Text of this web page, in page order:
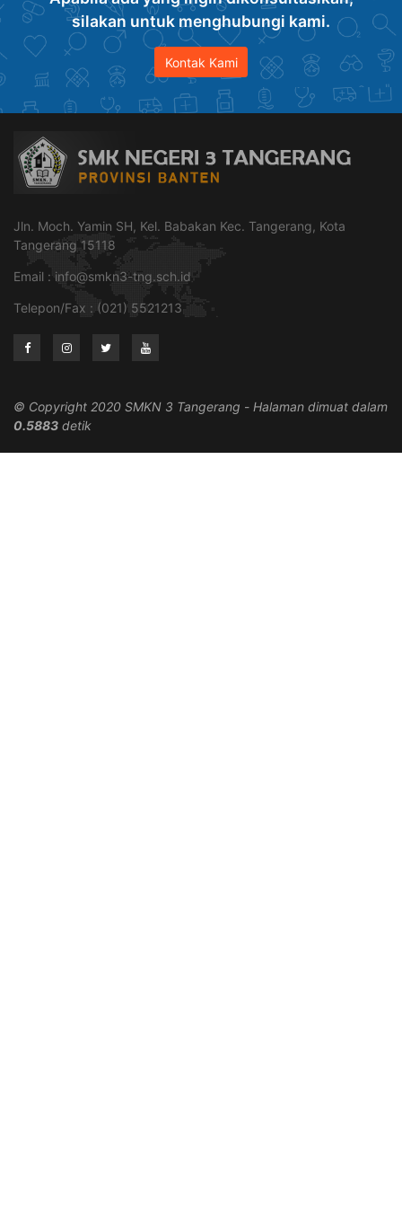
silakan untuk menghubungi kami.
Kontak Kami
Jln. Moch. Yamin SH, Kel. Babakan Kec. Tangerang, Kota
Tangerang 15118
Email : info@smkn3-tng.sch.id
Telepon/Fax : (021) 5521213
© Copyright 2020 SMKN 3 Tangerang - Halaman dimuat dalam
0.5883 detik